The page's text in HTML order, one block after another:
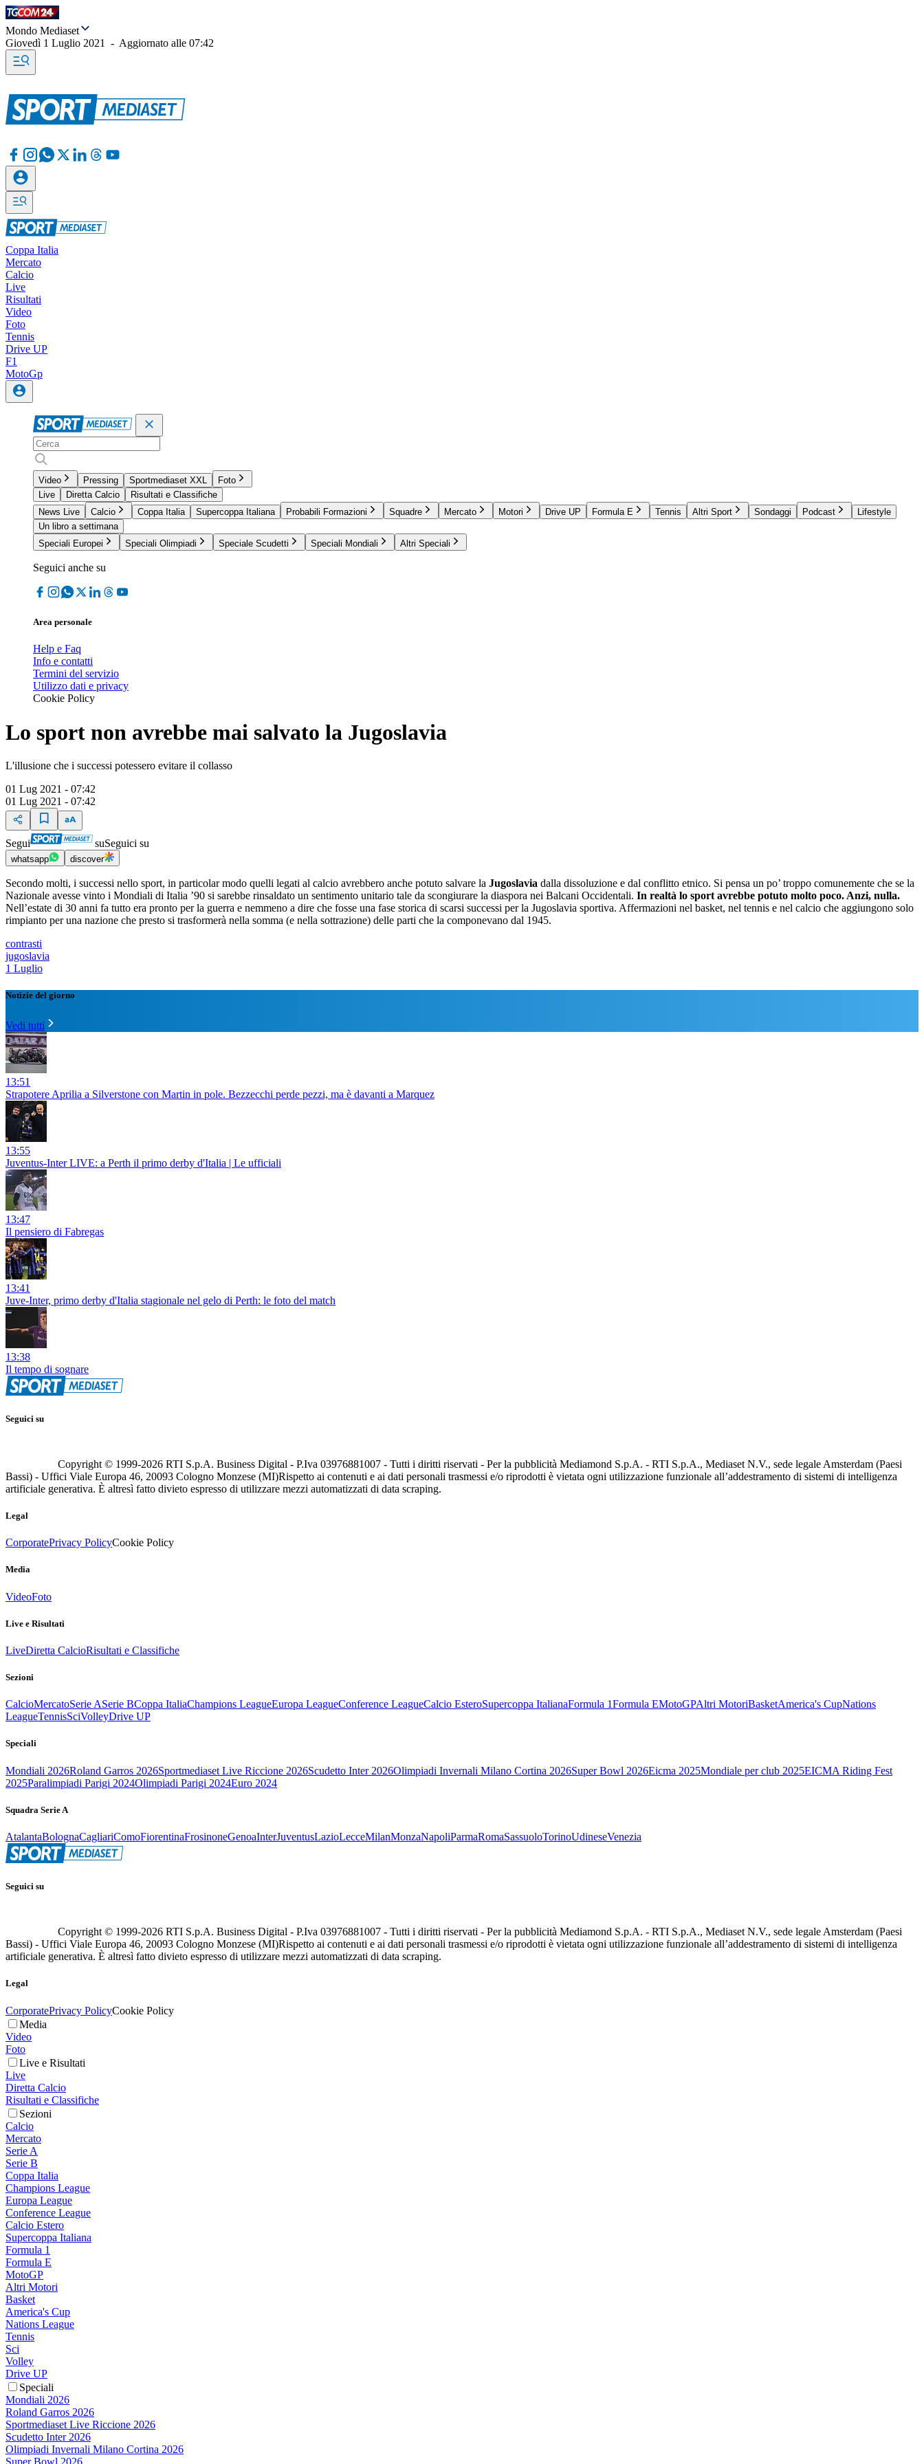
Mondo Mediaset
Giovedì 1 Luglio 2021
- Aggiornato alle 07:42
Coppa Italia
Mercato
Calcio
Live
Risultati
Video
Foto
Tennis
Drive UP
F1
MotoGp
Video Pressing Sportmediaset XXL
Foto
Live
Diretta Calcio
Risultati e Classifiche
News Live
Calcio Coppa Italia Supercoppa Italiana Probabili Formazioni Squadre Mercato Motori Drive UP Formula E Tennis Altri Sport Sondaggi Podcast
Lifestyle
Un libro a settimana
Speciali Europei
Speciali Olimpiadi Speciale Scudetti Speciali Mondiali Altri Speciali
Seguici anche su
Area personale
Help e Faq
Info e contatti
Termini del servizio
Utilizzo dati e privacy
Cookie Policy
Lo sport non avrebbe mai salvato la Jugoslavia
L'illusione che i successi potessero evitare il collasso
01 Lug 2021 - 07:42
01 Lug 2021 - 07:42
Segui suSeguici su
whatsapp discover
Secondo molti, i successi nello sport, in particolar modo quelli legati al calcio avrebbero anche potuto salvare la Jugoslavia dalla dissoluzione e dal conflitto etnico. Si pensa un po’ troppo comunemente che se la
Nazionale avesse vinto i Mondiali di Italia ’90 si sarebbe rinsaldato un sentimento unitario tale da scongiurare la diaspora nei Balcani Occidentali. In realtà lo sport avrebbe potuto molto poco. Anzi, nulla.
Nell’estate di 30 anni fa tutto era pronto per la guerra e nemmeno a dire che fosse una fase storica di scarsi successi per la Jugoslavia sportiva. Affermazioni nel basket, nel tennis e nel calcio che aggiungono solo
rimpianto per una nazione che presto si trasformerà nella somma (e nella sottrazione) delle parti che la componevano dal 1945.
contrasti
jugoslavia
1 Luglio
Notizie del giorno
Vedi tutti
13:51
Strapotere Aprilia a Silverstone con Martin in pole. Bezzecchi perde pezzi, ma è davanti a Marquez
13:55
Juventus-Inter LIVE: a Perth il primo derby d'Italia | Le ufficiali
13:47
Il pensiero di Fabregas
13:41
Juve-Inter, primo derby d'Italia stagionale nel gelo di Perth: le foto del match
13:38
Il tempo di sognare
Seguici su
Copyright © 1999-2026 RTI S.p.A. Business Digital - P.Iva 03976881007 - Tutti i diritti riservati - Per la pubblicità Mediamond S.p.A. - RTI S.p.A., Mediaset N.V., sede legale Amsterdam (Paesi
Bassi) - Uffici Viale Europa 46, 20093 Cologno Monzese (MI)Rispetto ai contenuti e ai dati personali trasmessi e/o riprodotti è vietata ogni utilizzazione funzionale all’addestramento di sistemi di intelligenza
artificiale generativa. È altresì fatto divieto espresso di utilizzare mezzi automatizzati di data scraping.
Legal
CorporatePrivacy PolicyCookie Policy
Media
VideoFoto
Live e Risultati
LiveDiretta CalcioRisultati e Classifiche
Sezioni
CalcioMercatoSerie ASerie BCoppa ItaliaChampions LeagueEuropa LeagueConference LeagueCalcio EsteroSupercoppa ItalianaFormula 1Formula EMotoGPAltri MotoriBasketAmerica's CupNations
LeagueTennisSciVolleyDrive UP
Speciali
Mondiali 2026Roland Garros 2026Sportmediaset Live Riccione 2026Scudetto Inter 2026Olimpiadi Invernali Milano Cortina 2026Super Bowl 2026Eicma 2025Mondiale per club 2025EICMA Riding Fest
2025Paralimpiadi Parigi 2024Olimpiadi Parigi 2024Euro 2024
Squadra Serie A
AtalantaBolognaCagliariComoFiorentinaFrosinoneGenoaInterJuventusLazioLecceMilanMonzaNapoliParmaRomaSassuoloTorinoUdineseVenezia
Seguici su
Copyright © 1999-2026 RTI S.p.A. Business Digital - P.Iva 03976881007 - Tutti i diritti riservati - Per la pubblicità Mediamond S.p.A. - RTI S.p.A., Mediaset N.V., sede legale Amsterdam (Paesi
Bassi) - Uffici Viale Europa 46, 20093 Cologno Monzese (MI)Rispetto ai contenuti e ai dati personali trasmessi e/o riprodotti è vietata ogni utilizzazione funzionale all’addestramento di sistemi di intelligenza
artificiale generativa. È altresì fatto divieto espresso di utilizzare mezzi automatizzati di data scraping.
Legal
CorporatePrivacy PolicyCookie Policy
Media
Video
Foto
Live e Risultati
Live
Diretta Calcio
Risultati e Classifiche
Sezioni
Calcio
Mercato
Serie A
Serie B
Coppa Italia
Champions League
Europa League
Conference League
Calcio Estero
Supercoppa Italiana
Formula 1
Formula E
MotoGP
Altri Motori
Basket
America's Cup
Nations League
Tennis
Sci
Volley
Drive UP
Speciali
Mondiali 2026
Roland Garros 2026
Sportmediaset Live Riccione 2026
Scudetto Inter 2026
Olimpiadi Invernali Milano Cortina 2026
Super Bowl 2026